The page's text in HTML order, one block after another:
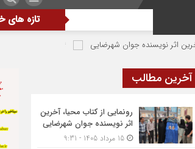
تازه های
جوان شهرضایی ۶۴ میلیارد تومان تسهیلات اشتغالزایی به مددجویان کمیته امداد شهرضا پرداخت شد
آخرین مطالب
رونمایی از کتاب محیا، آخرین
اثر نویسنده جوان شهرضایی